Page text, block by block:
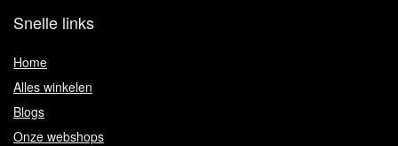
Snelle links
Home
Alles winkelen
Blogs
Onze webshops